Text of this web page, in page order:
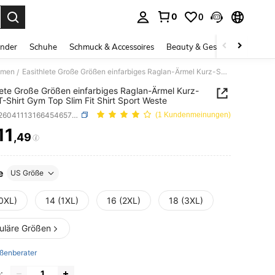
0 0
Schuhe Schmuck & Accessoires Beauty & Gesundheit
/ Easithlete Große Größen einfarbiges Raglan-Ärmel Kurz-Sport T-Shirt Gym Top Slim Fit Shirt Sport Weste
Große Größen einfarbiges Raglan-Ärmel Kurz-
Shirt Gym Top Slim Fit Shirt Sport Weste
SKU: st260411131664546572380 (1 Kundenmeinungen)
AND AVAILABILITY
,49
US Größe
14 (1XL) 16 (2XL) 18 (3XL)
Größen